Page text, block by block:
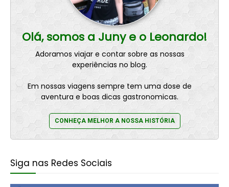
Olá, somos a Juny e o Leonardo!
Adoramos viajar e contar sobre as nossas
experiências no blog.
Em nossas viagens sempre tem uma dose de
aventura e boas dicas gastronomicas.
CONHEÇA MELHOR A NOSSA HISTÓRIA
Siga nas Redes Sociais